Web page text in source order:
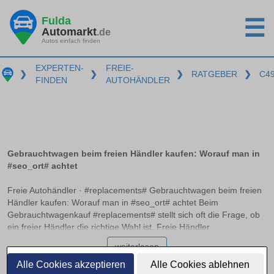
Alle Cookies akzeptieren Alle Cookies ablehnen
Fulda
Automarkt.de
Autos einfach finden ☰
❯
EXPERTEN-
FINDEN
❯
FREIE-
AUTOHÄNDLER
❯ RATGEBER ❯
Gebrauchtwagen beim freien Händler kaufen: Worauf man in
#seo_ort# achtet
Freie Autohändler · #replacements# Gebrauchtwagen beim freien
Händler kaufen: Worauf man in #seo_ort# achtet Beim
Gebrauchtwagenkauf #replacements# stellt sich oft die Frage, ob
ein freier Händler die richtige Wahl ist. Freie Händler
unterscheiden sich von traditionellen Autohäusern, da sie meist
flexibler in Preisgestaltung und Fahrzeugangebot sind. Doch
Käufer müssen ihre Rechte kennen und die Fahrzeughistorie
weiterlesen